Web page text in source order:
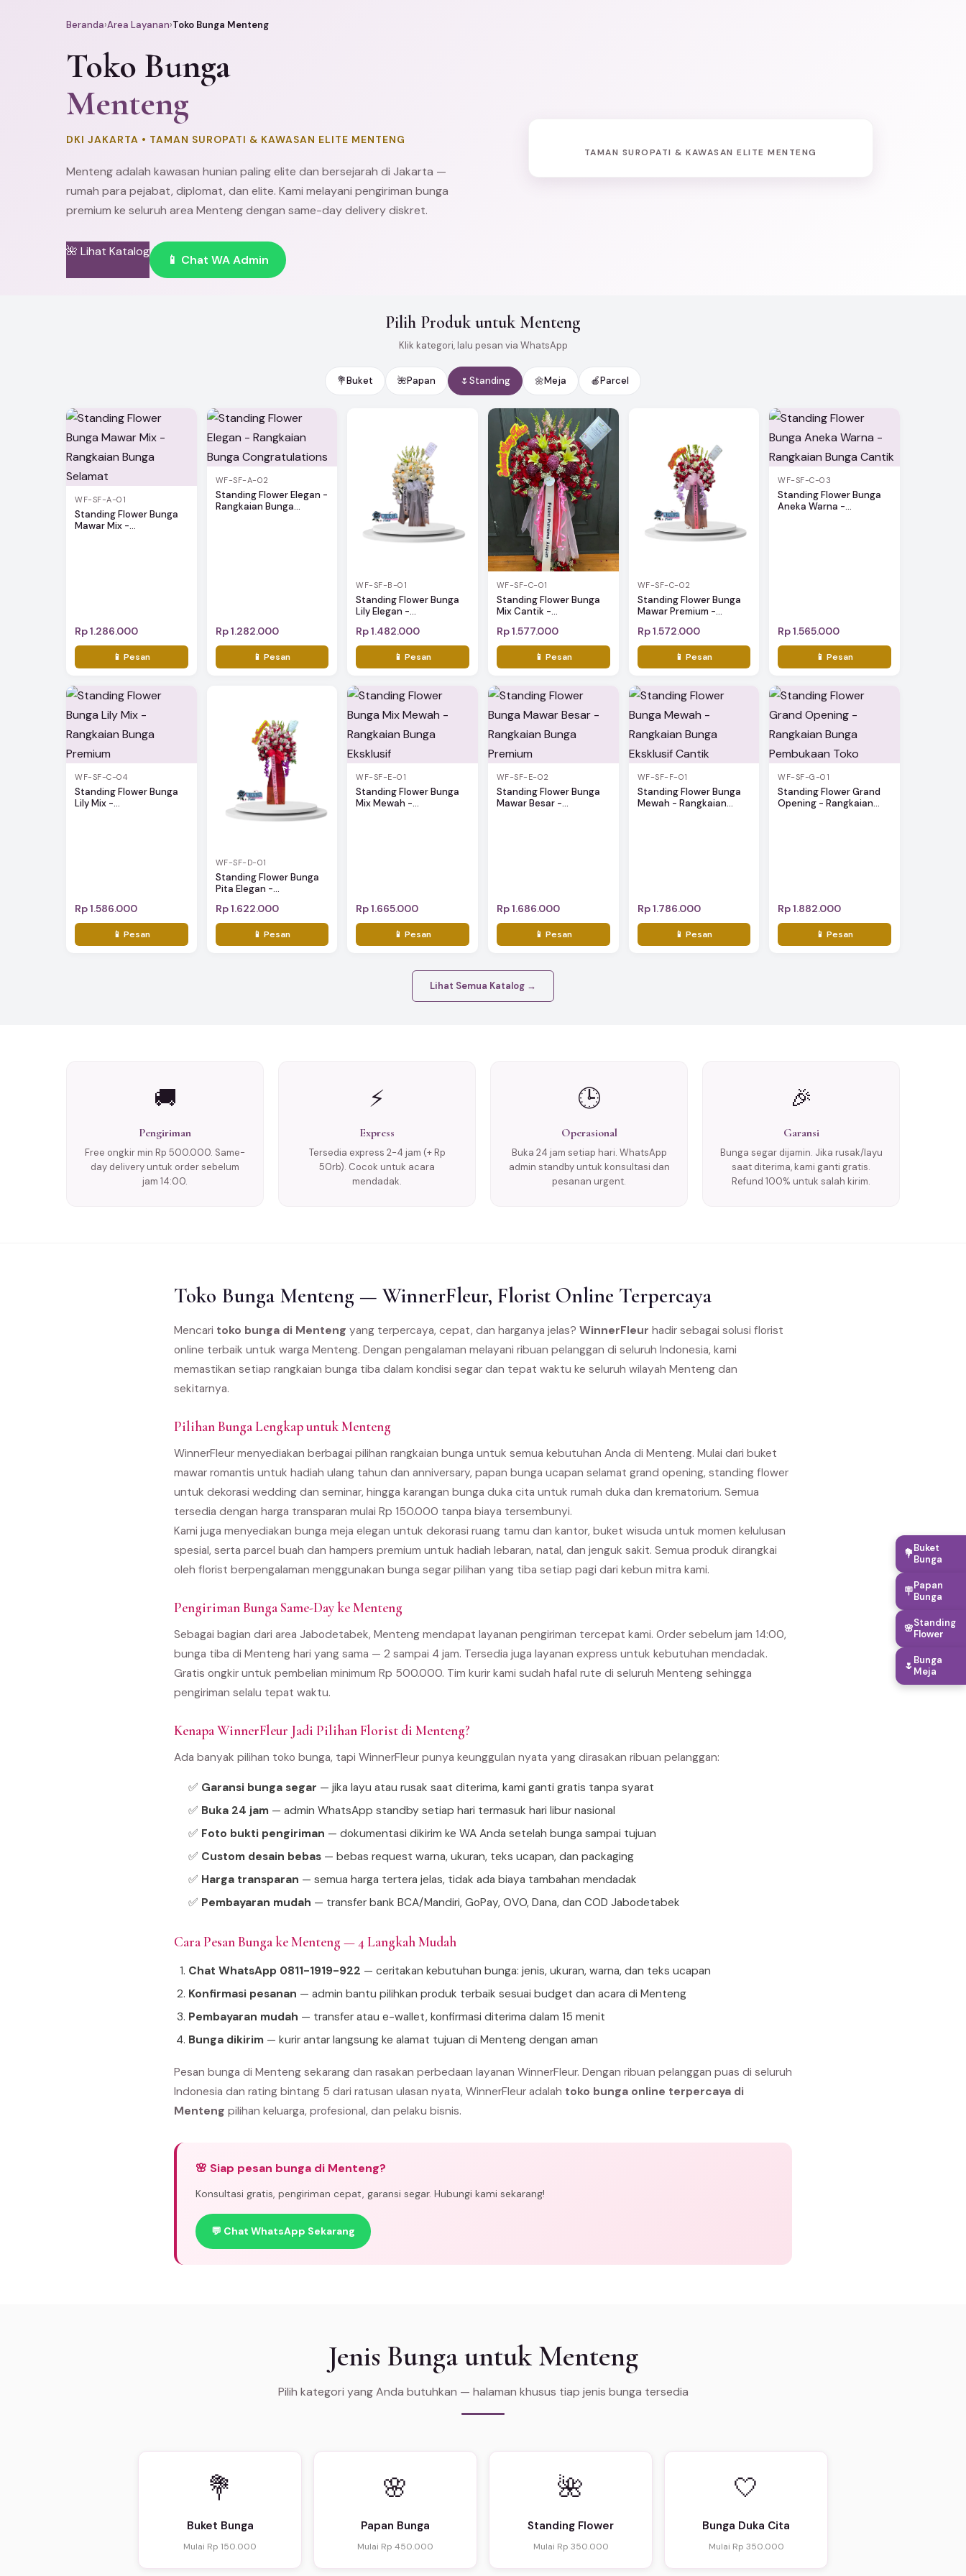
Beranda›Area Layanan›Toko Bunga Menteng
Toko Bunga
Menteng
DKI JAKARTA • TAMAN SUROPATI & KAWASAN ELITE MENTENG
Menteng adalah kawasan hunian paling elite dan bersejarah di Jakarta —
rumah para pejabat, diplomat, dan elite. Kami melayani pengiriman bunga
premium ke seluruh area Menteng dengan same-day delivery diskret.
🌺 Lihat Katalog
📱 Chat WA Admin
TAMAN SUROPATI & KAWASAN ELITE MENTENG
Pilih Produk untuk Menteng
Klik kategori, lalu pesan via WhatsApp
💐Buket 🌺Papan 🌷Standing 🌼Meja 🍎Parcel
WF-SF-A-01
Standing Flower Bunga
Mawar Mix -...
Rp 1.286.000
📱 Pesan
WF-SF-A-02
Standing Flower Elegan -
Rangkaian Bunga...
Rp 1.282.000
📱 Pesan
WF-SF-B-01
Standing Flower Bunga
Lily Elegan -...
Rp 1.482.000
📱 Pesan
WF-SF-C-01
Standing Flower Bunga
Mix Cantik -...
Rp 1.577.000
📱 Pesan
WF-SF-C-02
Standing Flower Bunga
Mawar Premium -...
Rp 1.572.000
📱 Pesan
WF-SF-C-03
Standing Flower Bunga
Aneka Warna -...
Rp 1.565.000
📱 Pesan
WF-SF-C-04
Standing Flower Bunga
Lily Mix -...
Rp 1.586.000
📱 Pesan
WF-SF-D-01
Standing Flower Bunga
Pita Elegan -...
Rp 1.622.000
📱 Pesan
WF-SF-E-01
Standing Flower Bunga
Mix Mewah -...
Rp 1.665.000
📱 Pesan
WF-SF-E-02
Standing Flower Bunga
Mawar Besar -...
Rp 1.686.000
📱 Pesan
WF-SF-F-01
Standing Flower Bunga
Mewah - Rangkaian...
Rp 1.786.000
📱 Pesan
WF-SF-G-01
Standing Flower Grand
Opening - Rangkaian...
Rp 1.882.000
📱 Pesan
Lihat Semua Katalog →
🚚
Pengiriman
Free ongkir min Rp 500.000. Same-
day delivery untuk order sebelum
jam 14:00.
⚡
Express
Tersedia express 2-4 jam (+ Rp
50rb). Cocok untuk acara
mendadak.
🕒
Operasional
Buka 24 jam setiap hari. WhatsApp
admin standby untuk konsultasi dan
pesanan urgent.
🎉
Garansi
Bunga segar dijamin. Jika rusak/layu
saat diterima, kami ganti gratis.
Refund 100% untuk salah kirim.
Toko Bunga Menteng — WinnerFleur, Florist Online Terpercaya
Mencari toko bunga di Menteng yang terpercaya, cepat, dan harganya jelas? WinnerFleur hadir sebagai solusi florist
online terbaik untuk warga Menteng. Dengan pengalaman melayani ribuan pelanggan di seluruh Indonesia, kami
memastikan setiap rangkaian bunga tiba dalam kondisi segar dan tepat waktu ke seluruh wilayah Menteng dan
sekitarnya.
Pilihan Bunga Lengkap untuk Menteng
WinnerFleur menyediakan berbagai pilihan rangkaian bunga untuk semua kebutuhan Anda di Menteng. Mulai dari buket
mawar romantis untuk hadiah ulang tahun dan anniversary, papan bunga ucapan selamat grand opening, standing flower
untuk dekorasi wedding dan seminar, hingga karangan bunga duka cita untuk rumah duka dan krematorium. Semua
tersedia dengan harga transparan mulai Rp 150.000 tanpa biaya tersembunyi.
Kami juga menyediakan bunga meja elegan untuk dekorasi ruang tamu dan kantor, buket wisuda untuk momen kelulusan
spesial, serta parcel buah dan hampers premium untuk hadiah lebaran, natal, dan jenguk sakit. Semua produk dirangkai
oleh florist berpengalaman menggunakan bunga segar pilihan yang tiba setiap pagi dari kebun mitra kami.
Pengiriman Bunga Same-Day ke Menteng
Sebagai bagian dari area Jabodetabek, Menteng mendapat layanan pengiriman tercepat kami. Order sebelum jam 14:00,
bunga tiba di Menteng hari yang sama — 2 sampai 4 jam. Tersedia juga layanan express untuk kebutuhan mendadak.
Gratis ongkir untuk pembelian minimum Rp 500.000. Tim kurir kami sudah hafal rute di seluruh Menteng sehingga
pengiriman selalu tepat waktu.
Kenapa WinnerFleur Jadi Pilihan Florist di Menteng?
Ada banyak pilihan toko bunga, tapi WinnerFleur punya keunggulan nyata yang dirasakan ribuan pelanggan:
✅ Garansi bunga segar — jika layu atau rusak saat diterima, kami ganti gratis tanpa syarat
✅ Buka 24 jam — admin WhatsApp standby setiap hari termasuk hari libur nasional
✅ Foto bukti pengiriman — dokumentasi dikirim ke WA Anda setelah bunga sampai tujuan
✅ Custom desain bebas — bebas request warna, ukuran, teks ucapan, dan packaging
✅ Harga transparan — semua harga tertera jelas, tidak ada biaya tambahan mendadak
✅ Pembayaran mudah — transfer bank BCA/Mandiri, GoPay, OVO, Dana, dan COD Jabodetabek
Cara Pesan Bunga ke Menteng — 4 Langkah Mudah
Chat WhatsApp 0811-1919-922 — ceritakan kebutuhan bunga: jenis, ukuran, warna, dan teks ucapan
Konfirmasi pesanan — admin bantu pilihkan produk terbaik sesuai budget dan acara di Menteng
Pembayaran mudah — transfer atau e-wallet, konfirmasi diterima dalam 15 menit
Bunga dikirim — kurir antar langsung ke alamat tujuan di Menteng dengan aman
Pesan bunga di Menteng sekarang dan rasakan perbedaan layanan WinnerFleur. Dengan ribuan pelanggan puas di seluruh
Indonesia dan rating bintang 5 dari ratusan ulasan nyata, WinnerFleur adalah toko bunga online terpercaya di
Menteng pilihan keluarga, profesional, dan pelaku bisnis.
🌸 Siap pesan bunga di Menteng?
Konsultasi gratis, pengiriman cepat, garansi segar. Hubungi kami sekarang!
💬 Chat WhatsApp Sekarang
Jenis Bunga untuk Menteng
Pilih kategori yang Anda butuhkan — halaman khusus tiap jenis bunga tersedia
💐
Buket Bunga
Mulai Rp 150.000
🌸
Papan Bunga
Mulai Rp 450.000
🌺
Standing Flower
Mulai Rp 350.000
🤍
Bunga Duka Cita
Mulai Rp 350.000
💐Buket
Bunga
🪧Papan
Bunga
🌸Standing
Flower
🌷Bunga
Meja